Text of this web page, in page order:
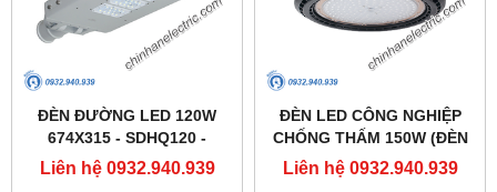
ĐÈN ĐƯỜNG LED 120W
674X315 - SDHQ120 -
DUHAL
Liên hệ 0932.940.939
ĐÈN LED CÔNG NGHIỆP
CHỐNG THẤM 150W (ĐÈN
HIGHBAY NHÀ XƯỞNG) -
DDB150 - DUHAL
Liên hệ 0932.940.939